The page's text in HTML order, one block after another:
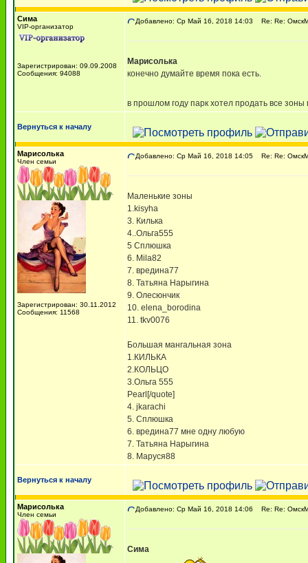
Сима
VIP-организатор
Зарегистрирован: 09.09.2008
Сообщения: 94088
Добавлено: Ср Май 16, 2018 14:03 Re: Re:
Марисолька
конечно думайте время пока есть.
в прошлом году парк хотел продать все
Вернуться к началу
Марисолька
Член семьи
Зарегистрирован: 30.11.2012
Сообщения: 11568
Добавлено: Ср Май 16, 2018 14:05 Re: Re:
Маленькие зоны
1.kisyha
3. Килька
4..Ольга555
5 Сплюшка
6. Mila82
7. вредина77
8. Татьяна Нарыгина
9. Олесюнчик
10. elena_borodina
11. tkv0076
Большая мангальная зона
1.КИЛЬКА
2.КОЛЬЦО
3.Ольга 555
Pearl[/quote]
4. jkarachi
5. Сплюшка
6. вредина77 мне одну любую
7. Татьяна Нарыгина
8. Маруся88
Вернуться к началу
Марисолька
Член семьи
Добавлено: Ср Май 16, 2018 14:06 Re: Re:
Сима